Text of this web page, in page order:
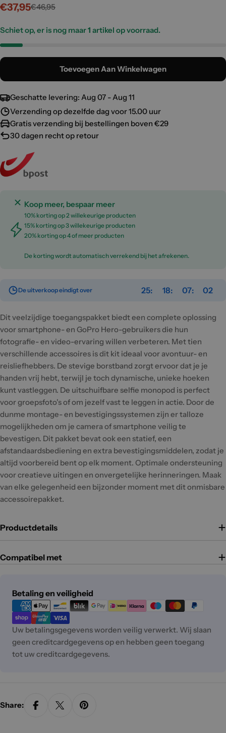
Verkoopprijs
€37,95
Normale€46,95
Schiet op, er is nog maar1 artikel op voorraad.
Toevoegen Aan Winkelwagen
Geschatte levering: Aug 07 - Aug 11
Verzending op dezelfde dag voor 15.00 uur
Gratis verzending bij bestellingen boven €29
30 dagen recht op retour
Koop meer, bespaar meer
10% korting op 2 willekeurige producten
15% korting op 3 willekeurige producten
20% korting op 4 of meer producten
De korting wordt automatisch verrekend bij het afrekenen.
De uitverkoop eindigt over 25 18 07 02
Dit veelzijdige toegangspakket biedt een complete oplossing
voor smartphone- en GoPro Hero-gebruikers die hun
fotografie- en video-ervaring willen verbeteren. Met tien
verschillende accessoires is dit kit ideaal voor avontuur- en
reisliefhebbers. De stevige borstband zorgt ervoor dat je je
handen vrij hebt, terwijl je toch dynamische, unieke hoeken
kunt vastleggen. De uitschuifbare selfie monopod is perfect
voor groepsfoto's of om jezelf vast te leggen in actie. Door de
dunme montage- en bevestigingssystemen zijn er talloze
mogelijkheden om je camera of smartphone veilig te
bevestigen. Dit pakket bevat ook een statief, een
afstandaardsbediening en extra bevestigingsmiddelen, zodat je
altijd voorbereid bent op elk moment. Optimale ondersteuning
voor creatieve uitingen en onvergetelijke herinneringen. Maak
van elke gelegenheid een bijzonder moment met dit onmisbare
accessoirepakket.
Productdetails
Compatibel met
Betaling en veiligheid
Betaalmethoden
Uw betalingsgegevens worden veilig verwerkt. Wij slaan
geen creditcardgegevens op en hebben geen toegang
tot uw creditcardgegevens.
Share: